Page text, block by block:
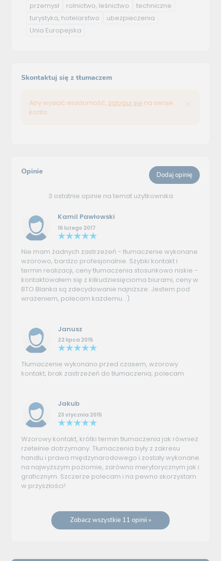
przemysł
rolnictwo, leśnictwo
techniczne
turystyka, hotelarstwo
ubezpieczenia
Unia Europejska
Skontaktuj się z tłumaczem
Aby wysłać wiadomość, zaloguj się na swoje
konto.
Opinie Dodaj opinię
3 ostatnie opinie na temat użytkownika
Kamil Pawłowski
16 lutego 2017
Nie mam żadnych zastrzeżeń - tłumaczenie wykonane
wzorowo, bardzo profesjonalnie. Szybki kontakt i
termin realizacji, ceny tłumaczenia stosunkowo niskie -
kontaktowałem się z kilkudziesięcioma biurami, ceny w
BTO Blanka są zdecydowanie najniższe. Jestem pod
wrażeniem, polecam każdemu. :)
Janusz
22 lipca 2015
Tłumaczenie wykonano przed czasem, wzorowy
kontakt, brak zastrzeżeń do tłumaczenia, polecam
Jakub
23 stycznia 2015
Wzorowy kontakt, krótki termin tłumaczenia jak również
rzetelnie dotrzymany. Tłumaczenia były z zakresu
handlu i prawa międzynarodowego i zostały wykonane
na najwyższym poziomie, zarówno merytorycznym jak i
graficznym. Szczerze polecam i na pewno skorzystam
w przyszłości!
Zobacz wszystkie 11 opinii »